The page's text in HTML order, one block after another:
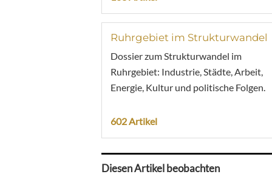
Ruhrgebiet im Strukturwandel
Dossier zum Strukturwandel im
Ruhrgebiet: Industrie, Städte, Arbeit,
Energie, Kultur und politische Folgen.
602 Artikel
Diesen Artikel beobachten